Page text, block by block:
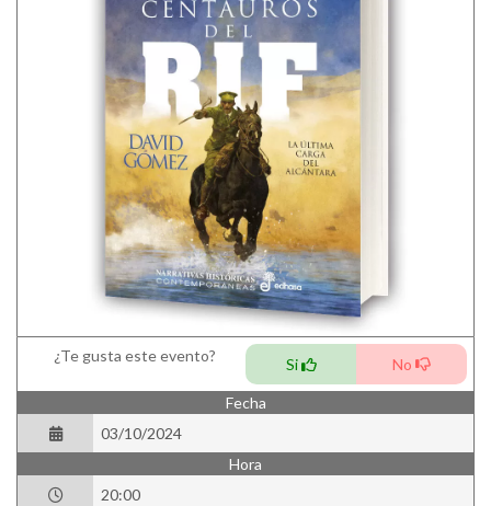
¿Te gusta este evento? Si No
Fecha
03/10/2024
Hora
20:00